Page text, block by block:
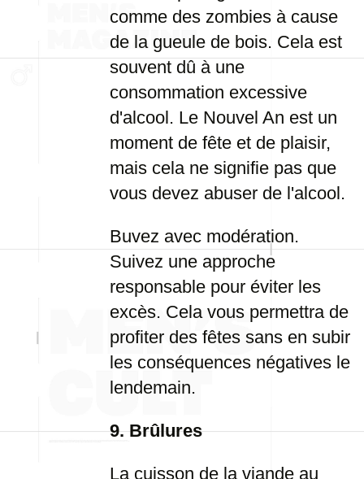
comme des zombies à cause
de la gueule de bois. Cela est
souvent dû à une
consommation excessive
d'alcool. Le Nouvel An est un
moment de fête et de plaisir,
mais cela ne signifie pas que
vous devez abuser de l'alcool.
Buvez avec modération.
Suivez une approche
responsable pour éviter les
excès. Cela vous permettra de
profiter des fêtes sans en subir
les conséquences négatives le
lendemain.
9. Brûlures
La cuisson de la viande au